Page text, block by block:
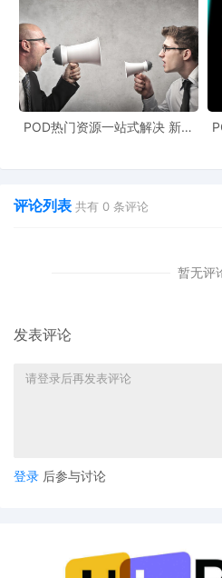
POD热门资源一站式解决 新手
评论列表 共有 0 条评论
暂无评
发表评论
登录 后参与讨论